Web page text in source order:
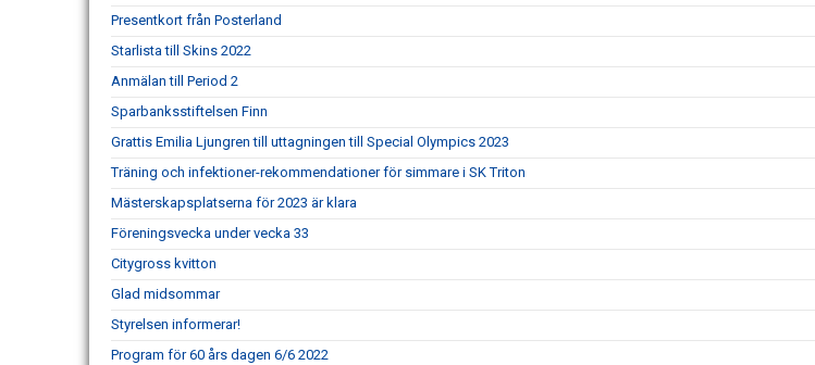
Presentkort från Posterland
Starlista till Skins 2022
Anmälan till Period 2
Sparbanksstiftelsen Finn
Grattis Emilia Ljungren till uttagningen till Special Olympics 2023
Träning och infektioner-rekommendationer för simmare i SK Triton
Mästerskapsplatserna för 2023 är klara
Föreningsvecka under vecka 33
Citygross kvitton
Glad midsommar
Styrelsen informerar!
Program för 60 års dagen 6/6 2022